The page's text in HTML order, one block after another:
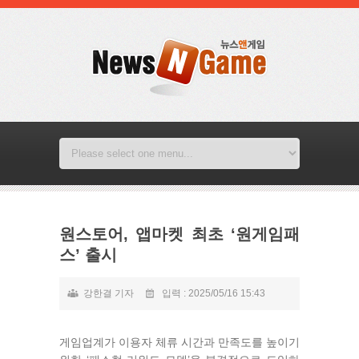
원스토어, 앱마켓 최초 ‘원게임패
스’ 출시
강한결 기자 입력 : 2025/05/16 15:43
게임업계가 이용자 체류 시간과 만족도를 높이기